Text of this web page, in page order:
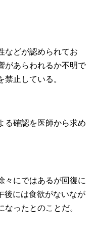
などが認められてお
があらわれるか不明で
止している。
る確認を医師から求め
々にではあるが回復に
後には食欲がないなが
ったとのことだ。